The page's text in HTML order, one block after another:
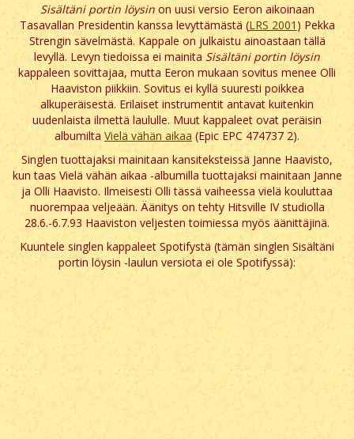
Sisältäni portin löysinon uusi versio Eeron aikoinaan
Tasavallan Presidentin kanssa levyttämästä (LRS 2001 ) Pekka
Strengin sävelmästä. Kappale on julkaistu ainoastaan tällä
levyllä. Levyn tiedoissa ei mainita Sisältäni portin löysin
kappaleen sovittajaa, mutta Eeron mukaan sovitus menee Olli
Haaviston piikkiin. Sovitus ei kyllä suuresti poikkea
alkuperäisestä. Erilaiset instrumentit antavat kuitenkin
uudenlaista ilmettä laululle. Muut kappaleet ovat peräisin
albumilta Vielä vähän aikaa (Epic EPC 474737 2).
Singlen tuottajaksi mainitaan kansiteksteissä Janne Haavisto,
kun taas Vielä vähän aikaa -albumilla tuottajaksi mainitaan Janne
ja Olli Haavisto. Ilmeisesti Olli tässä vaiheessa vielä kouluttaa
nuorempaa veljeään. Äänitys on tehty Hitsville IV studiolla
28.6.-6.7.93 Haaviston veljesten toimiessa myös äänittäjinä.
Kuuntele singlen kappaleet Spotifystä (tämän singlen Sisältäni
portin löysin -laulun versiota ei ole Spotifyssä):